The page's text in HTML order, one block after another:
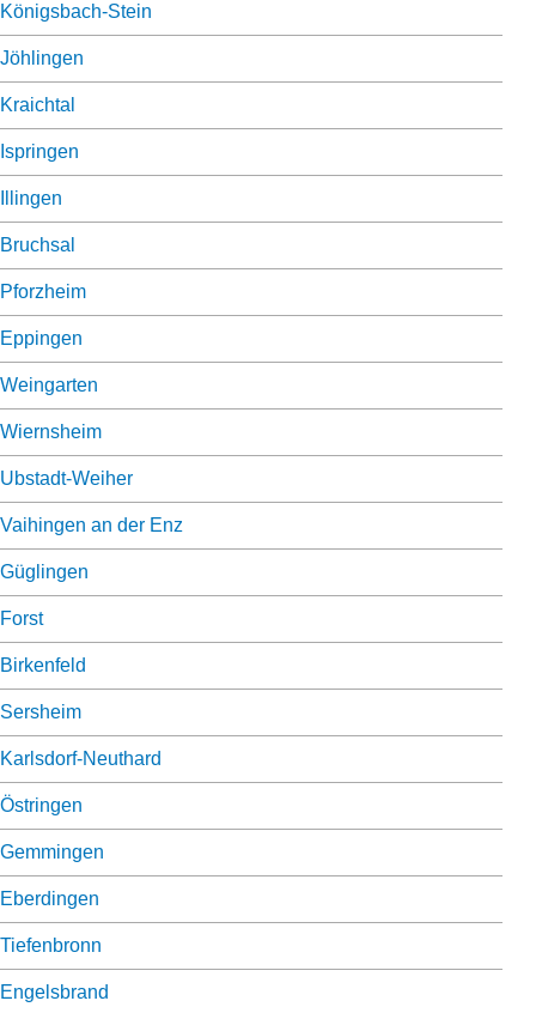
Königsbach-Stein
Jöhlingen
Kraichtal
Ispringen
Illingen
Bruchsal
Pforzheim
Eppingen
Weingarten
Wiernsheim
Ubstadt-Weiher
Vaihingen an der Enz
Güglingen
Forst
Birkenfeld
Sersheim
Karlsdorf-Neuthard
Östringen
Gemmingen
Eberdingen
Tiefenbronn
Engelsbrand